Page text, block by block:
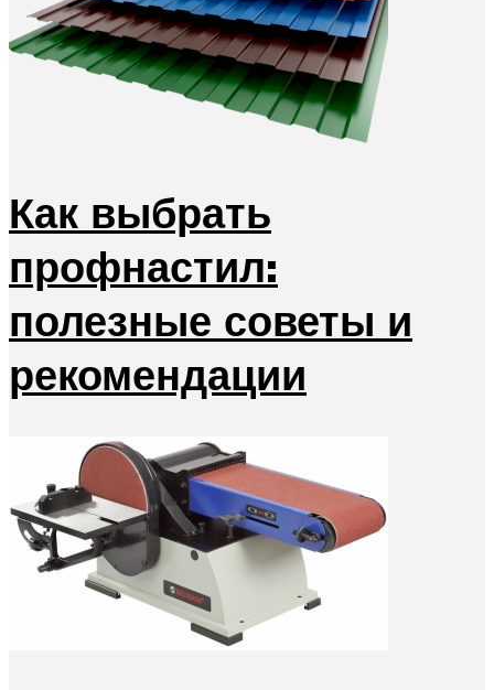
Как выбрать
профнастил:
полезные советы и
рекомендации